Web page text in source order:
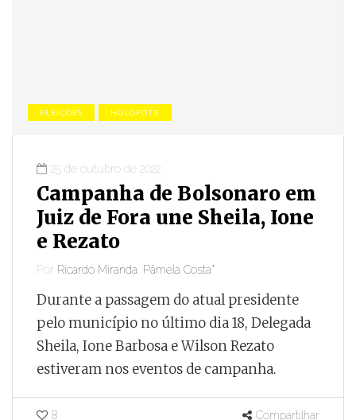
ELEIÇÕES HOLOFOTE
25 de outubro de 2022
Campanha de Bolsonaro em
Juiz de Fora une Sheila, Ione
e Rezato
Por Ricardo Miranda Pâmela Costa*
Durante a passagem do atual presidente
pelo município no último dia 18, Delegada
Sheila, Ione Barbosa e Wilson Rezato
estiveram nos eventos de campanha.
8 Compartilhar